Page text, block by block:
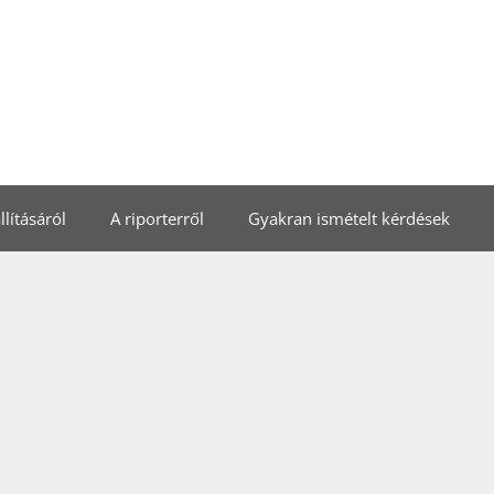
A riporterről Gyakran ismételt kérdések